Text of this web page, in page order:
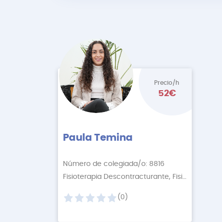
Precio/h
52€
Paula Temina
Número de colegiada/o: 8816
Fisioterapia Descontracturante, Fisioterapia Relaj
(0)